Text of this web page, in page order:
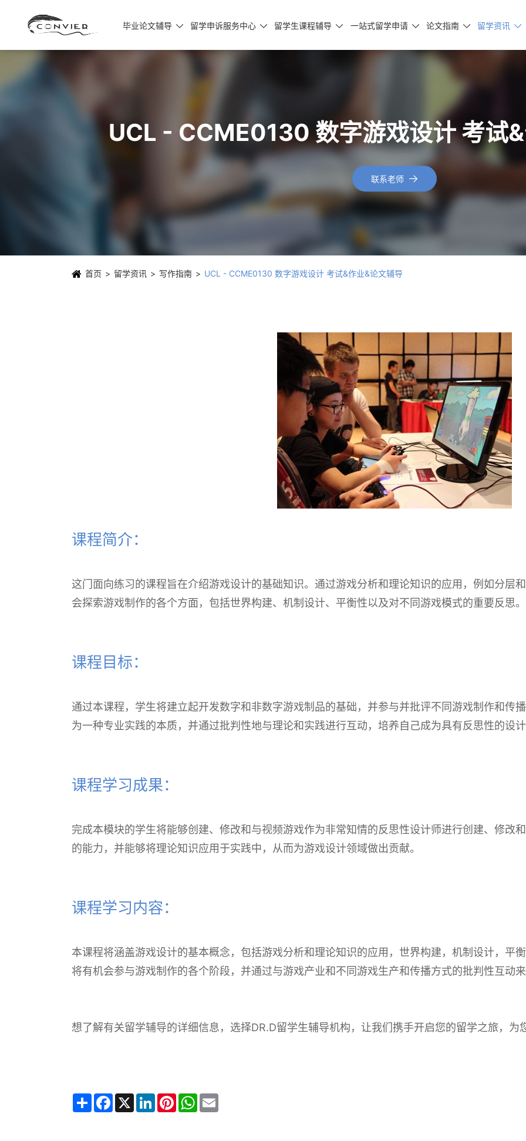
毕业论文辅导  留学申诉服务中心  留学生课程辅导  一站式留学申请  论文指南  留学资讯 
UCL - CCME0130 数字游戏设计 考试
联系老师 
首页 留学资讯 写作指南 UCL - CCME0130 数字游戏设计 考试&作业&论文辅导
课程简介：
这门面向练习的课程旨在介绍游戏设计的基础知识。通过游戏分析和理论知识的应用，例如分层
会探索游戏制作的各个方面，包括世界构建、机制设计、平衡性以及对不同游戏模式的重要反思。
课程目标：
通过本课程，学生将建立起开发数字和非数字游戏制品的基础，并参与并批评不同游戏制作和传
为一种专业实践的本质，并通过批判性地与理论和实践进行互动，培养自己成为具有反思性的设
课程学习成果：
完成本模块的学生将能够创建、修改和与视频游戏作为非常知情的反思性设计师进行创建、修改
的能力，并能够将理论知识应用于实践中，从而为游戏设计领域做出贡献。
课程学习内容：
本课程将涵盖游戏设计的基本概念，包括游戏分析和理论知识的应用，世界构建，机制设计，平
将有机会参与游戏制作的各个阶段，并通过与游戏产业和不同游戏生产和传播方式的批判性互动
想了解有关留学辅导的详细信息，选择DR.D留学生辅导机构，让我们携手开启您的留学之旅，为
Share Facebook
X LinkedInPinterestWhatsApp